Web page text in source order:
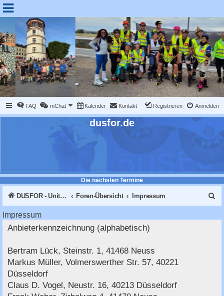
FAQ mChat Kalender Kontakt Anmelden
Registrieren
dusfor.de
Die nächsten Termine
DUSFOR - United Sk8 Nations :: Inline skaten in Düsseldorf Foren-Übersicht Impressum
Impressum
Anbieterkennzeichnung (alphabetisch)
Bertram Lück, Steinstr. 1, 41468 Neuss
Markus Müller, Volmerswerther Str. 57, 40221
Düsseldorf
Claus D. Vogel, Neustr. 16, 40213 Düsseldorf